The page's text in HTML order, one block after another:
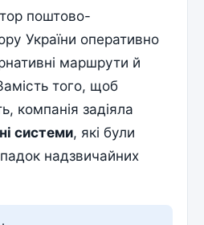
поштово-
України оперативно
маршрути й
того, щоб
компанія задіяла
системи, які були
надзвичайних